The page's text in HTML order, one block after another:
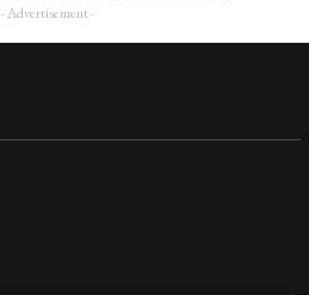
- Advertisement -